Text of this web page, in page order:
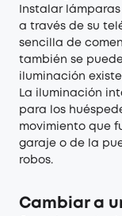
Instalar
a través de su
sencilla de
también se
iluminación
La iluminación
para los
movimiento que
garaje o de la
robos.
Cambiar a